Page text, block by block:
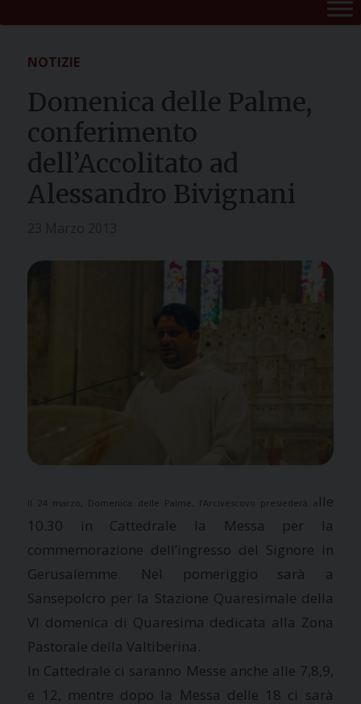
NOTIZIE
Domenica delle Palme,
conferimento
dell’Accolitato ad
Alessandro Bivignani
Il 24 marzo, Domenica delle Palme, l’Arcivescovo presiederà a lle
10.30 in Cattedrale la Messa per la
commemorazione dell’ingresso del Signore in
Gerusalemme. Nel pomeriggio sarà a
Sansepolcro per la Stazione Quaresimale della
VI domenica di Quaresima dedicata alla Zona
Pastorale della Valtiberina.
In Cattedrale ci saranno Messe anche alle 7,8,9,
e 12, mentre dopo la Messa delle 18 ci sarà